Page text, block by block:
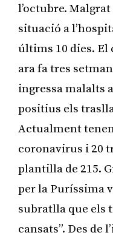
l’octubre.
situació a
últims 10 dies. El
ara fa tres
ingressa malalts
positius els
Actualment
coronavirus i 20
plantilla de 215.
per la Puríssima
subratlla que els
cansats”. Des de